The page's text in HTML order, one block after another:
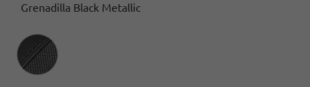
Grenadilla Black Metallic
Innenausstattung